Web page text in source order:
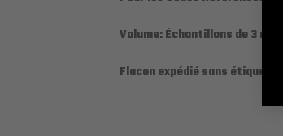
Volume: Échantillons de 3 ml
Flacon expédié sans